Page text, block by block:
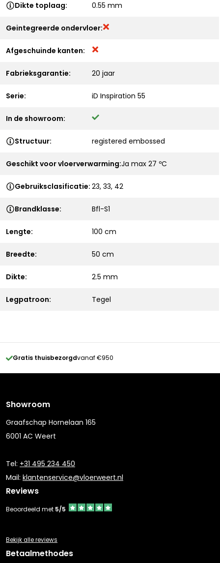
Dikte toplaag: 0.55 mm
Geintegreerde ondervloer:
Afgeschuinde kanten:
Fabrieksgarantie: 20 jaar
Serie: iD Inspiration 55
In de showroom:
Structuur: registered embossed
Geschikt voor vloerverwarming:Ja max 27 ºC
Gebruiksclasificatie: 23, 33, 42
Brandklasse: Bfl-S1
Lengte: 100 cm
Breedte: 50 cm
Dikte: 2.5 mm
Legpatroon: Tegel
Gratis thuisbezorgdvanaf €950
Showroom
Graafschap Hornelaan 165
6001 AC Weert
Tel: +31 495 234 450
Mail: klantenservice@vloerweert.nl
Reviews
Beoordeeld met 5/5
Bekijk alle reviews
Betaalmethodes